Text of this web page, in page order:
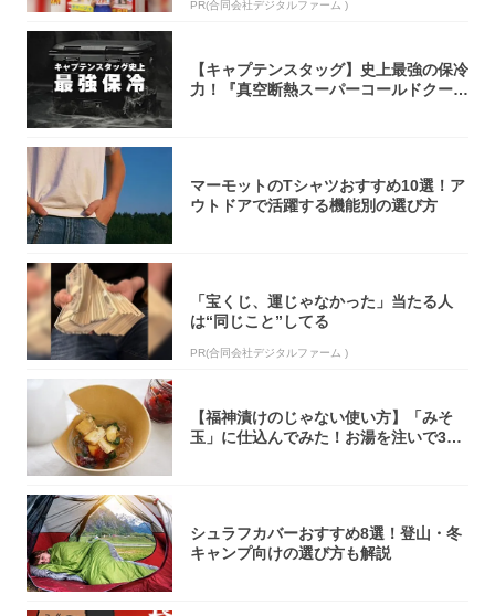
PR(合同会社デジタルファーム )
【キャプテンスタッグ】史上最強の保冷
力！『真空断熱スーパーコールドクーラ
マーモットのTシャツおすすめ10選！ア
ウトドアで活躍する機能別の選び方
「宝くじ、運じゃなかった」当たる人
は“同じこと”してる
PR(合同会社デジタルファーム )
【福神漬けのじゃない使い方】「みそ
玉」に仕込んでみた！お湯を注いで30
シュラフカバーおすすめ8選！登山・冬
キャンプ向けの選び方も解説